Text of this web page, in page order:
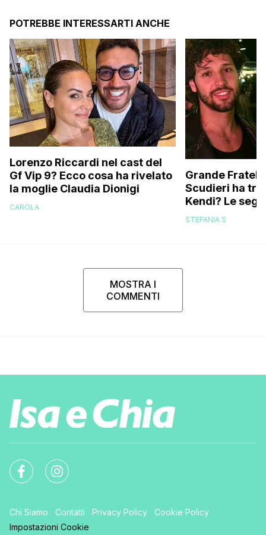
POTREBBE INTERESSARTI ANCHE
Lorenzo Riccardi nel cast del
Gf Vip 9? Ecco cosa ha rivelato
la moglie Claudia Dionigi
CAROLA
Grande
Scudieri ha
Kendi? Le
replica dell’ex
STEFANIA S
MOSTRA I
COMMENTI
Chi Siamo Contatti Privacy Policy
Cookie Policy
Impostazioni Cookie